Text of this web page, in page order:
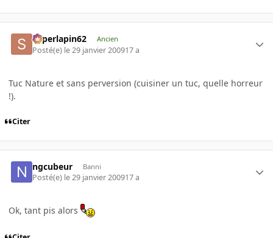
superlapin62 Ancien
Posté(e) le 29 janvier 200917 a
Tuc Nature et sans perversion (cuisiner un tuc, quelle horreur
!).
Citer
ngcubeur Banni
Posté(e) le 29 janvier 200917 a
Ok, tant pis alors